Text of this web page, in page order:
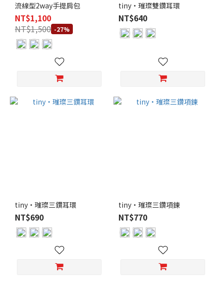
流線型2way手提肩包
NT$1,100
NT$1,500 -27%
tiny・璀璨雙鑽耳環
NT$640
tiny・璀璨三鑽耳環
NT$690
tiny・璀璨三鑽項鍊
NT$770